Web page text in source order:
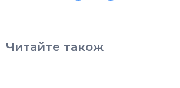
Читайте також